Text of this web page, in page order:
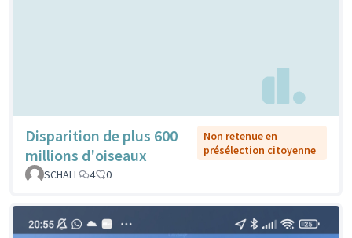
Disparition de plus 600
millions d'oiseaux
Non retenue en
présélection citoyenne
SCHALL
4 0